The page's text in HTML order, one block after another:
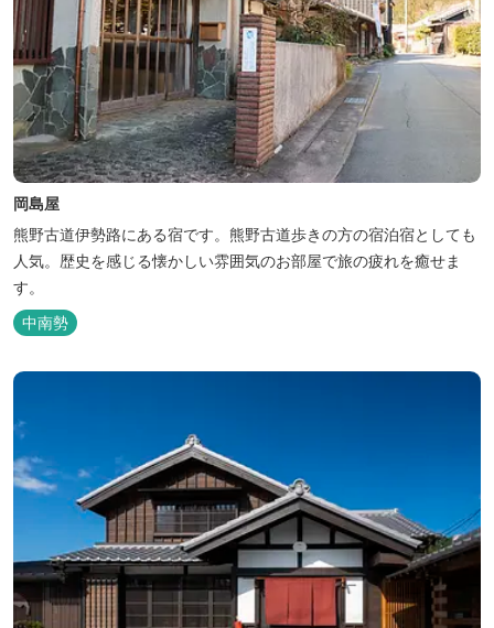
岡島屋
熊野古道伊勢路にある宿です。熊野古道歩きの方の宿泊宿としても
人気。歴史を感じる懐かしい雰囲気のお部屋で旅の疲れを癒せま
す。
中南勢